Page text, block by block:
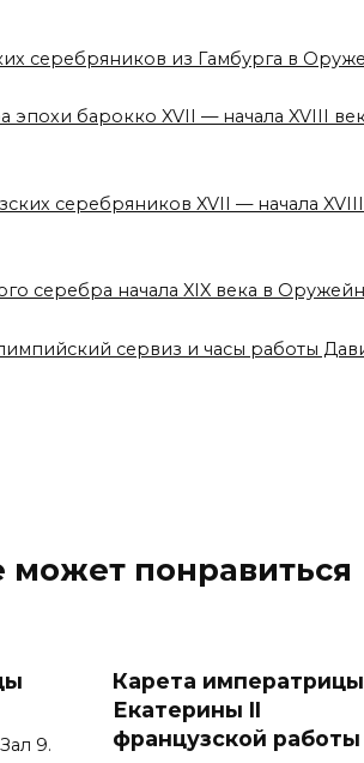
серебряников из Гамбурга в
эпохи барокко XVII — начала XVIII
серебряников XVII — начала
серебра начала XIX века в
сервиз и часы работы
может понравиться
9.
Карета императрицы
Екатерины II
французской работы